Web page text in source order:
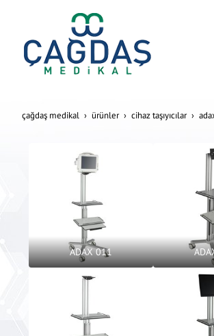
çağdaş medikal ürünler ci̇haz taşiyicilar
ADAX 011